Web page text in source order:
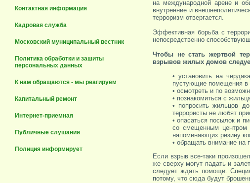
Контактная информация
Кадровая служба
Московский муниципальный вестник
Политика обработки и зашиты
персональных данных
К нам обращаются - мы реагируем
Капитальный ремонт
Интернет-приемная
Публичные слушания
Полиция информирует
на международной арене и
внутренние и
терроризм отвергается.
Эффективная борьба с
непосредственно
Чтобы не стать жертвой
взрывов жилых домов
• установить на
пустующие помещения в
• осмотреть и по
• познакомиться с
• попросить жильцов
террористы не любят
• опасаться посылок и
со смещенным центром
напоминающих резину
• обращать внимание на
Если взрыв все-таки
же сверху могут падать и
следует ждать помощи.
потому, что сюда будут